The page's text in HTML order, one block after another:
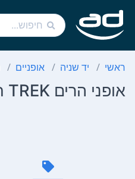
ראשי יד שניה אופניים
אופני הרים TREK חישוקים "26